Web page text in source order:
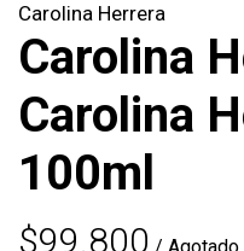
Carolina Herrera
Carolina
Carolina
100ml
$99.800